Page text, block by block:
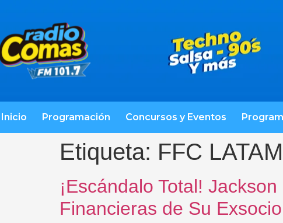
Inicio Programación Concursos y Eventos
Etiqueta: FFC LATAM
¡Escándalo Total!
Financieras de Su Exsocio